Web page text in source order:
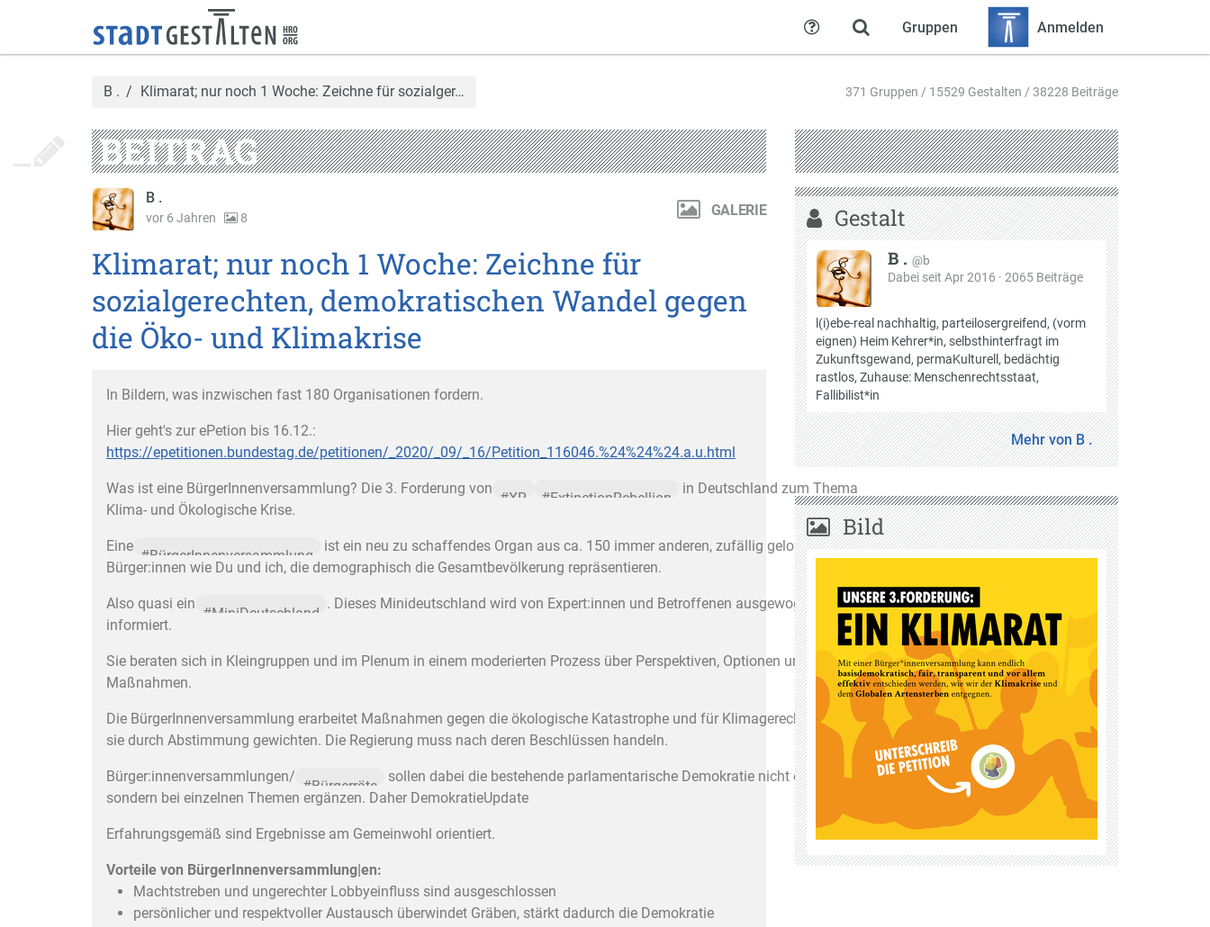
Gruppen Anmelden
Hilfe
B . Klimarat; nur noch 1 Woche: Zeichne für sozialger… 371 Gruppen / 15529 Gestalten / 38228 Beiträge
BEITRAG
B .
vor 6 Jahren 8 GALERIE
Klimarat; nur noch 1 Woche: Zeichne für
sozialgerechten, demokratischen Wandel gegen
die Öko- und Klimakrise
In Bildern, was inzwischen fast 180 Organisationen fordern.
Hier geht's zur ePetion bis 16.12.:
https://epetitionen.bundestag.de/petitionen/_2020/_09/_16/Petition_116046.%24%24%24.a.u.html
Was ist eine BürgerInnenversammlung? Die 3. Forderung von
#XR #ExtinctionRebellion
in Deutschland zum Thema
Klima- und Ökologische Krise.
Eine
#BürgerInnenversammlung
ist ein neu zu schaffendes Organ aus ca. 150 immer anderen, zufällig gelosten
Bürger:innen wie Du und ich, die demographisch die Gesamtbevölkerung repräsentieren.
Also quasi ein
#MiniDeutschland
. Dieses Minideutschland wird von Expert:innen und Betroffenen ausgewogen
informiert.
Sie beraten sich in Kleingruppen und im Plenum in einem moderierten Prozess über Perspektiven, Optionen und
Maßnahmen.
Die BürgerInnenversammlung erarbeitet Maßnahmen gegen die ökologische Katastrophe und für Klimagerechtigkeit, die
sie durch Abstimmung gewichten. Die Regierung muss nach deren Beschlüssen handeln.
Bürger:innenversammlungen/
#Bürgerräte
sollen dabei die bestehende parlamentarische Demokratie nicht ersetzten,
sondern bei einzelnen Themen ergänzen. Daher DemokratieUpdate
Erfahrungsgemäß sind Ergebnisse am Gemeinwohl orientiert.
Vorteile von BürgerInnenversammlung|en:
Machtstreben und ungerechter Lobbyeinfluss sind ausgeschlossen
persönlicher und respektvoller Austausch überwindet Gräben, stärkt dadurch die Demokratie
Gestalt
B . @b
Dabei seit Apr 2016 · 2065 Beiträge
l(i)ebe-real nachhaltig, parteilosergreifend, (vorm
eignen) Heim Kehrer*in, selbsthinterfragt im
Zukunftsgewand, permaKulturell, bedächtig
rastlos, Zuhause: Menschenrechtsstaat,
Fallibilist*in
Mehr von B .
Bild